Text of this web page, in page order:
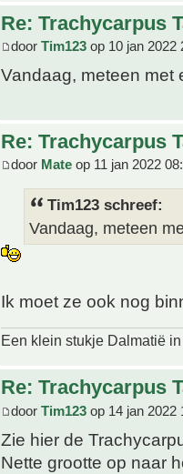
Re: Trachycarpus
door Tim123 op 10 jan 2022
Vandaag, meteen
Re: Trachycarpus
door Mate op 11 jan 2022
Tim123 schreef:
Vandaag, meteen
Ik moet ze ook nog
Een klein stukje Dalmatië
Re: Trachycarpus
door Tim123 op 14 jan 2022
Zie hier de
Nette grootte op naar